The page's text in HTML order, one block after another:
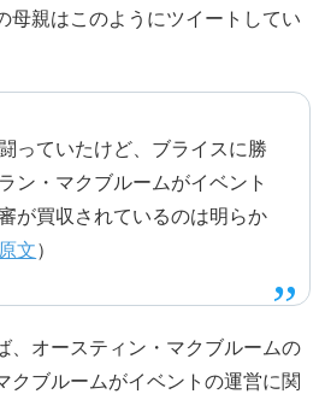
母親はこのようにツイートしてい
っていたけど、ブライスに勝
ン・マクブルームがイベント
が買収されているのは明らか
文）
、オースティン・マクブルームの
クブルームがイベントの運営に関